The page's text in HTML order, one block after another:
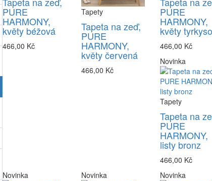
PURE
HARMONY,
květy béžová
466,00 Kč
Tapety
Tapeta na zeď,
PURE
HARMONY,
květy červená
466,00 Kč
PURE
HARMONY,
květy
466,00 Kč
Novinka
Tapety
Tapeta na
PURE
HARMONY,
listy bronz
466,00 Kč
Novinka
Novinka Novinka